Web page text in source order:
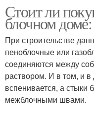
Шумы в блочных
Монолитный дом
Стоит ли
блочном
При строительстве
пеноблочные или
соединяются между
раствором. И в том, и
вспенивается, а стыки
межблочными швами.